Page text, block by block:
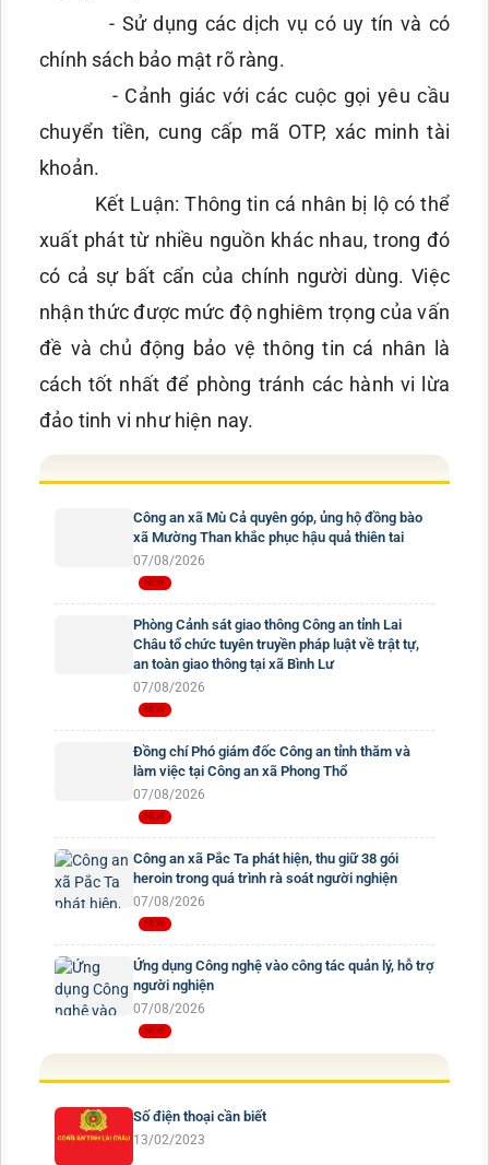
- Sử dụng các dịch vụ có uy tín và có
chính sách bảo mật rõ ràng.
- Cảnh giác với các cuộc gọi yêu cầu
chuyển tiền, cung cấp mã OTP, xác minh tài
khoản.
Kết Luận: Thông tin cá nhân bị lộ có thể
xuất phát từ nhiều nguồn khác nhau, trong đó
có cả sự bất cẩn của chính người dùng. Việc
nhận thức được mức độ nghiêm trọng của vấn
đề và chủ động bảo vệ thông tin cá nhân là
cách tốt nhất để phòng tránh các hành vi lừa
đảo tinh vi như hiện nay.
Công an xã Mù Cả quyên góp, ủng hộ đồng bào
xã Mường Than khắc phục hậu quả thiên tai
07/08/2026
Phòng Cảnh sát giao thông Công an tỉnh Lai
Châu tổ chức tuyên truyền pháp luật về trật tự,
an toàn giao thông tại xã Bình Lư
07/08/2026
Đồng chí Phó giám đốc Công an tỉnh thăm và
làm việc tại Công an xã Phong Thổ
07/08/2026
Công an xã Pắc Ta phát hiện, thu giữ 38 gói
heroin trong quá trình rà soát người nghiện
07/08/2026
Ứng dụng Công nghệ vào công tác quản lý, hỗ trợ
người nghiện
07/08/2026
Số điện thoại cần biết
13/02/2023